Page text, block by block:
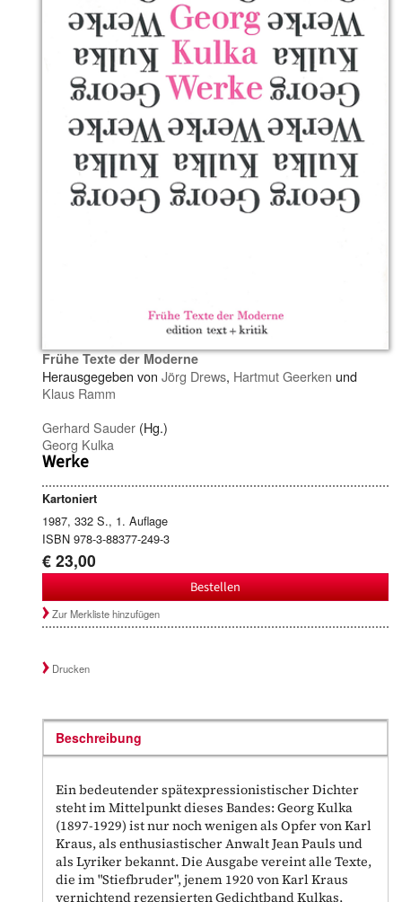
Frühe Texte der Moderne
Herausgegeben von Jörg Drews, Hartmut Geerken und
Klaus Ramm
Gerhard Sauder (Hg.)
Georg Kulka
Werke
Kartoniert
1987, 332 S., 1. Auflage
ISBN 978-3-88377-249-3
€ 23,00
Bestellen
Zur Merkliste hinzufügen
Drucken
Beschreibung
Ein bedeutender spätexpressionistischer Dichter
steht im Mittelpunkt dieses Bandes: Georg Kulka
(1897-1929) ist nur noch wenigen als Opfer von Karl
Kraus, als enthusiastischer Anwalt Jean Pauls und
als Lyriker bekannt. Die Ausgabe vereint alle Texte,
die im "Stiefbruder", jenem 1920 von Karl Kraus
vernichtend rezensierten Gedichtband Kulkas,